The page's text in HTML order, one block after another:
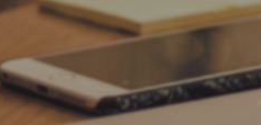
品牌连锁
与加盟店灵活有序地分享利益